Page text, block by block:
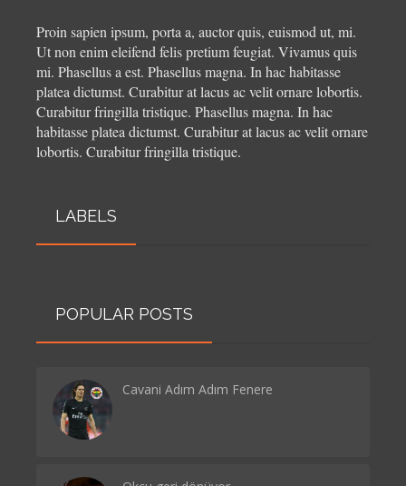
Proin sapien ipsum, porta a, auctor quis, euismod ut, mi.
Ut non enim eleifend felis pretium feugiat. Vivamus quis
mi. Phasellus a est. Phasellus magna. In hac habitasse
platea dictumst. Curabitur at lacus ac velit ornare lobortis.
Curabitur fringilla tristique. Phasellus magna. In hac
habitasse platea dictumst. Curabitur at lacus ac velit ornare
lobortis. Curabitur fringilla tristique.
LABELS
POPULAR POSTS
Cavani Adım Adım Fenere